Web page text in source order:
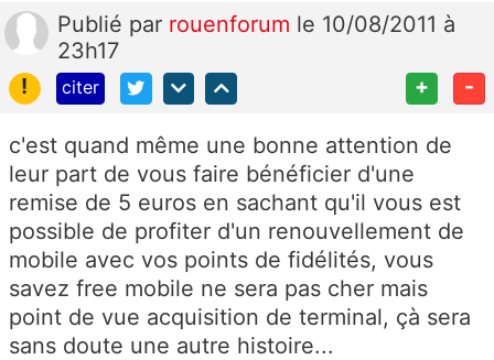
Publié par rouenforum le 10/08/2011 à
23h17
!
citer + -
c'est quand même une bonne attention de
leur part de vous faire bénéficier d'une
remise de 5 euros en sachant qu'il vous est
possible de profiter d'un renouvellement de
mobile avec vos points de fidélités, vous
savez free mobile ne sera pas cher mais
point de vue acquisition de terminal, çà sera
sans doute une autre histoire...